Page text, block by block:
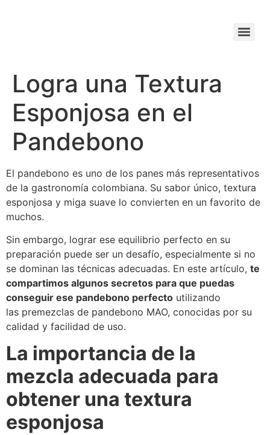
Logra una Textura
Esponjosa en el
Pandebono
El pandebono es uno de los panes más representativos
de la gastronomía colombiana. Su sabor único, textura
esponjosa y miga suave lo convierten en un favorito de
muchos.
Sin embargo, lograr ese equilibrio perfecto en su
preparación puede ser un desafío, especialmente si no
se dominan las técnicas adecuadas. En este artículo, te
compartimos algunos secretos para que puedas
conseguir ese pandebono perfecto utilizando
las premezclas de pandebono MAO, conocidas por su
calidad y facilidad de uso.
La importancia de la
mezcla adecuada para
obtener una textura
esponjosa